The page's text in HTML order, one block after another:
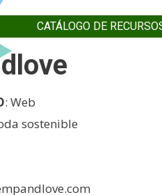
CATÁLOGO DE
: Web
sostenible